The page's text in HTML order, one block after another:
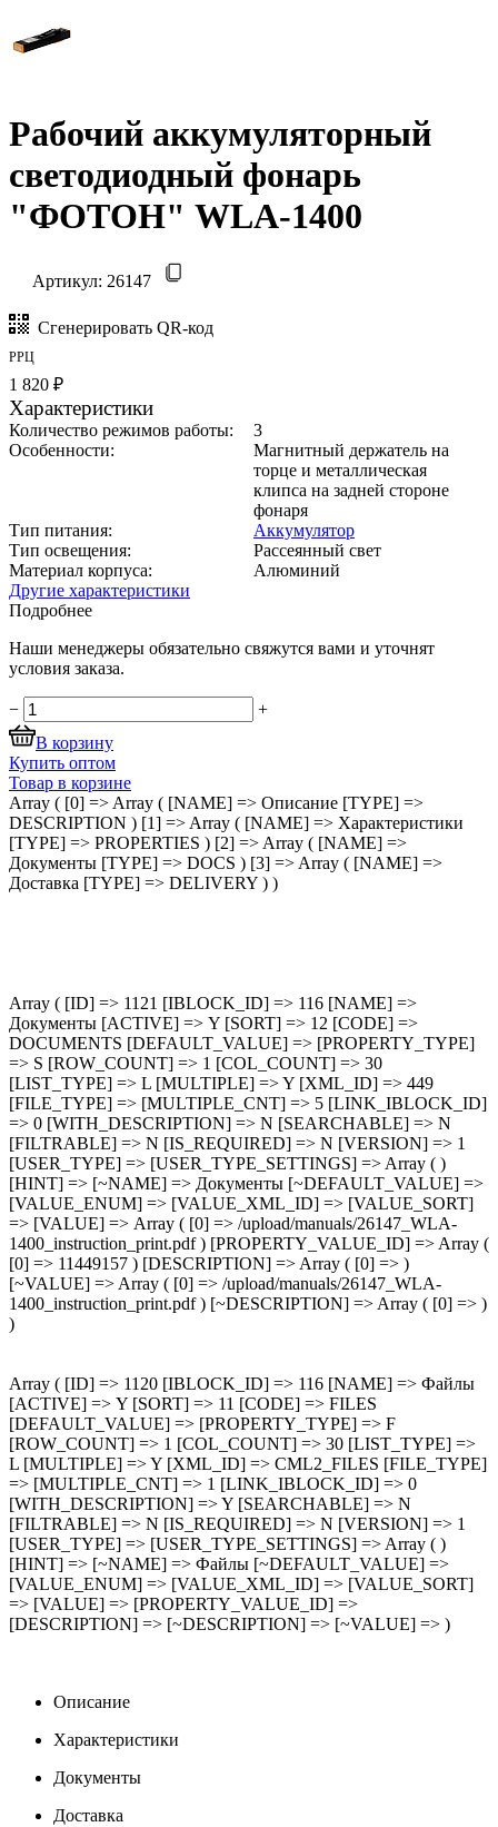
Рабочий аккумуляторный
светодиодный фонарь
"ФОТОН" WLA-1400
Артикул: 26147
Сгенерировать QR-код
РРЦ
1 820 ₽
Характеристики
Количество режимов работы:
3
Особенности:
Магнитный держатель на
торце и металлическая
клипса на задней стороне
фонаря
Тип питания:
Аккумулятор
Тип освещения:
Рассеянный свет
Материал корпуса:
Алюминий
Другие характеристики
Подробнее
Наши менеджеры обязательно свяжутся вами и уточнят
условия заказа.
−
+
В корзину
Купить оптом
Товар в корзине
Array ( [0] => Array ( [NAME] => Описание [TYPE] =>
DESCRIPTION ) [1] => Array ( [NAME] => Характеристики
[TYPE] => PROPERTIES ) [2] => Array ( [NAME] =>
Документы [TYPE] => DOCS ) [3] => Array ( [NAME] =>
Доставка [TYPE] => DELIVERY ) )
Array ( [ID] => 1121 [IBLOCK_ID] => 116 [NAME] =>
Документы [ACTIVE] => Y [SORT] => 12 [CODE] =>
DOCUMENTS [DEFAULT_VALUE] => [PROPERTY_TYPE]
=> S [ROW_COUNT] => 1 [COL_COUNT] => 30
[LIST_TYPE] => L [MULTIPLE] => Y [XML_ID] => 449
[FILE_TYPE] => [MULTIPLE_CNT] => 5 [LINK_IBLOCK_ID]
=> 0 [WITH_DESCRIPTION] => N [SEARCHABLE] => N
[FILTRABLE] => N [IS_REQUIRED] => N [VERSION] => 1
[USER_TYPE] => [USER_TYPE_SETTINGS] => Array ( )
[HINT] => [~NAME] => Документы [~DEFAULT_VALUE] =>
[VALUE_ENUM] => [VALUE_XML_ID] => [VALUE_SORT]
=> [VALUE] => Array ( [0] => /upload/manuals/26147_WLA-
1400_instruction_print.pdf ) [PROPERTY_VALUE_ID] => Array (
[0] => 11449157 ) [DESCRIPTION] => Array ( [0] => )
[~VALUE] => Array ( [0] => /upload/manuals/26147_WLA-
1400_instruction_print.pdf ) [~DESCRIPTION] => Array ( [0] => )
)
Array ( [ID] => 1120 [IBLOCK_ID] => 116 [NAME] => Файлы
[ACTIVE] => Y [SORT] => 11 [CODE] => FILES
[DEFAULT_VALUE] => [PROPERTY_TYPE] => F
[ROW_COUNT] => 1 [COL_COUNT] => 30 [LIST_TYPE] =>
L [MULTIPLE] => Y [XML_ID] => CML2_FILES [FILE_TYPE]
=> [MULTIPLE_CNT] => 1 [LINK_IBLOCK_ID] => 0
[WITH_DESCRIPTION] => Y [SEARCHABLE] => N
[FILTRABLE] => N [IS_REQUIRED] => N [VERSION] => 1
[USER_TYPE] => [USER_TYPE_SETTINGS] => Array ( )
[HINT] => [~NAME] => Файлы [~DEFAULT_VALUE] =>
[VALUE_ENUM] => [VALUE_XML_ID] => [VALUE_SORT]
=> [VALUE] => [PROPERTY_VALUE_ID] =>
[DESCRIPTION] => [~DESCRIPTION] => [~VALUE] => )
Описание
Характеристики
Документы
Доставка